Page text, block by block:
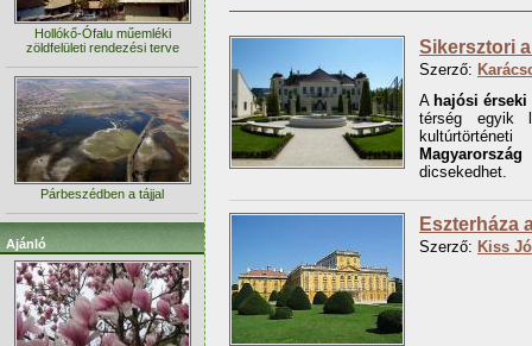
Hollókő-Ófalu műemléki
zöldfelületi rendezési terve
Párbeszédben a tájjal
Ajánló
Sikersztori
Szerző:
A hajósi érseki
térség egyik
dicsekedhet.
Eszterháza
Szerző: Kiss